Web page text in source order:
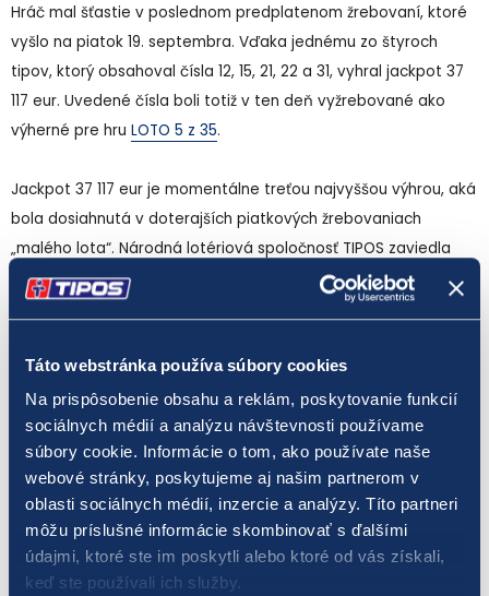
Táto webstránka používa súbory cookies
Na prispôsobenie obsahu a reklám, poskytovanie funkcií
sociálnych médií a analýzu návštevnosti používame
súbory cookie. Informácie o tom, ako používate naše
webové stránky, poskytujeme aj našim partnerom v
oblasti sociálnych médií, inzercie a analýzy. Títo partneri
môžu príslušné informácie skombinovať s ďalšími
údajmi, ktoré ste im poskytli alebo ktoré od vás získali,
keď ste používali ich služby.
Hráč mal šťastie v poslednom predplatenom žrebovaní, ktoré
vyšlo na piatok 19. septembra. Vďaka jednému zo štyroch
tipov, ktorý obsahoval čísla 12, 15, 21, 22 a 31, vyhral jackpot 37
117 eur. Uvedené čísla boli totiž v ten deň vyžrebované ako
výherné pre hru LOTO 5 z 35.
Jackpot 37 117 eur je momentálne treťou najvyššou výhrou, aká
bola dosiahnutá v doterajších piatkových žrebovaniach
„malého lota“. Národná lotériová spoločnosť TIPOS zaviedla
piatkové žrebovania tento rok, prvé sa uskutočnilo 7. marca.
Doteraz TIPOS eviduje 11 piatkových žrebovaní, v ktorých padol
Hra LOTO 5 z 35 patrí medzi číselné lotérie s malým základným
vkladom na jednu stávku. Hodnota jedného tipu je len 0,50
eura. Zároveň ide o číselnú lotériu s najvyššou šancou na
získanie hlavnej výhry. Pravdepodobnosť výhry v prvom poradí
v hre LOTO 5 z 35 je približne 1 : 324 000. Päť výherných čísel
pre „malé loto“sa žrebuje trikrát za týždeň - v stredu, v piatok
a v nedeľu.